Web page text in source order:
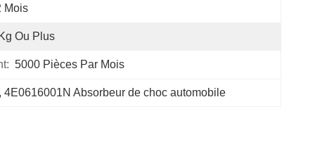
Mois
Ou Plus
5000 Pièces Par Mois
, 4E0616001N Absorbeur de choc automobile